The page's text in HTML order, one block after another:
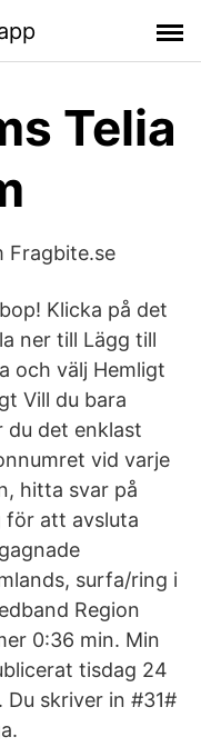
Telia
Fragbite.se
Klicka på det
ner till Lägg till
och välj Hemligt
Vill du bara
det enklast
vid varje
hitta svar på
för att avsluta
surfa/ring i
Region
0:36 min. Min
tisdag 24
Du skriver in #31#